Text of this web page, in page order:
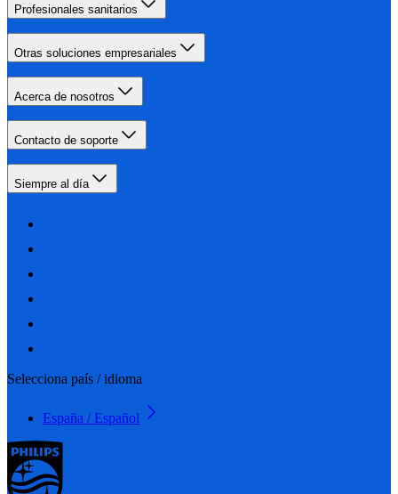
Profesionales sanitarios
Otras soluciones empresariales
Acerca de nosotros
Contacto de soporte
Siempre al día
Selecciona país / idioma
España / Español